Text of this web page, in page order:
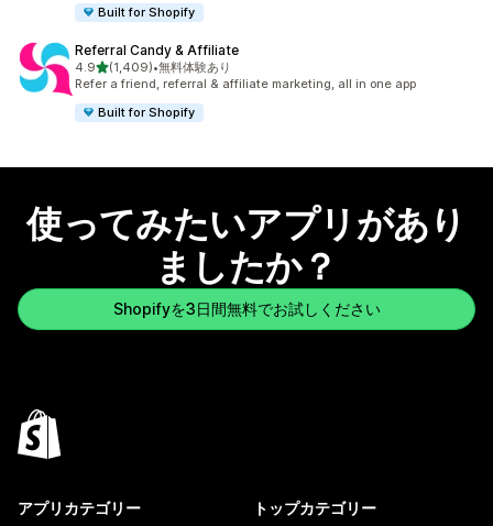
Built for Shopify
Referral Candy & Affiliate
4.95つ星中
(1,409)
合計レビュー数：1409件
•無料体験あり
Refer a friend, referral & affiliate marketing, all in one app
Built for Shopify
使ってみたいアプリがあり
ましたか？
Shopifyを3日間無料でお試しください
アプリカテゴリー トップカテゴリー